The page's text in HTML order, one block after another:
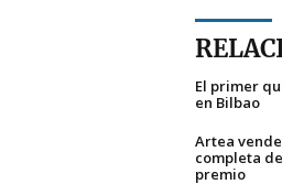
El primer
en Bilbao
Artea
completa
premio